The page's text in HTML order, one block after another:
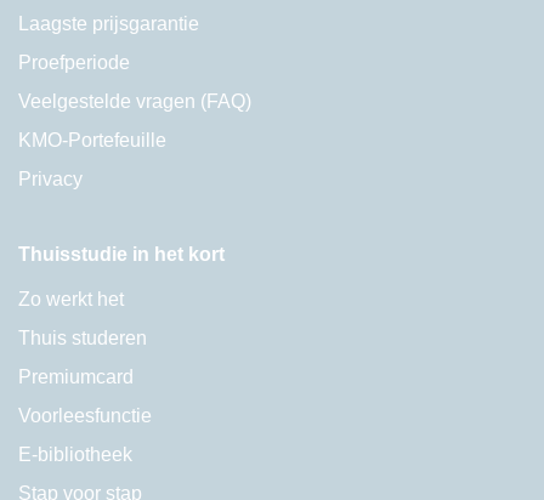
Laagste prijsgarantie
Proefperiode
Veelgestelde vragen (FAQ)
KMO-Portefeuille
Privacy
Thuisstudie in het kort
Zo werkt het
Thuis studeren
Premiumcard
Voorleesfunctie
E-bibliotheek
Stap voor stap